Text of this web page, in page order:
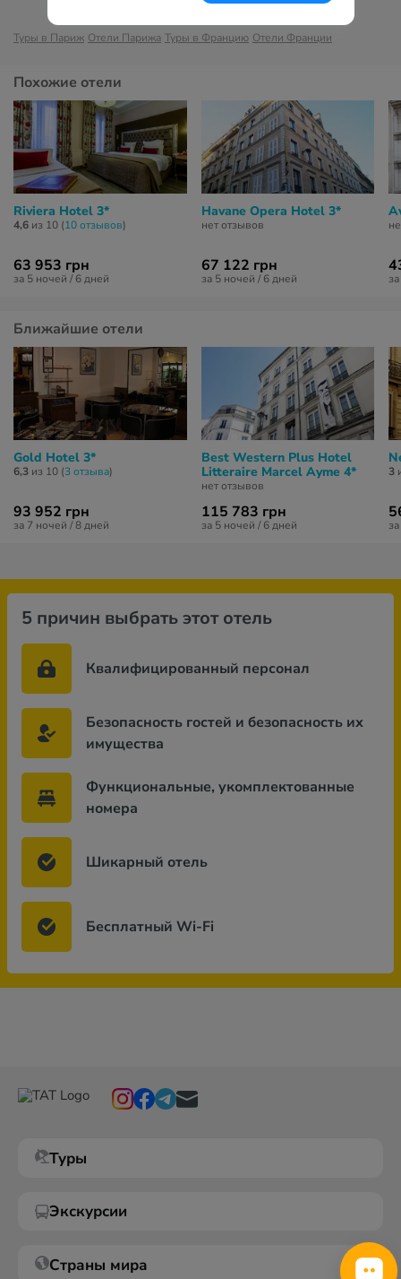
Туры в Париж Отели Парижа Туры в Францию Отели Франции
Похожие отели
Riviera Hotel 3*
4,6 из 10 (10 отзывов)
63 953 грн
за 5 ночей / 6 дней
Havane Opera Hotel 3*
нет отзывов
67 122 грн
за 5 ночей / 6 дней
Ближайшие отели
Gold Hotel 3*
6,3 из 10 (3 отзывa)
93 952 грн
за 7 ночей / 8 дней
Best Western Plus Hotel
Litteraire Marcel Ayme 4*
нет отзывов
115 783 грн
за 5 ночей / 6 дней
3
5 причин выбрать этот отель
Квалифицированный персонал
Безопасность гостей и безопасность их
имущества
Функциональные, укомплектованные
номера
Шикарный отель
Бесплатный Wi-Fi
Туры
Экскурсии
Страны мира